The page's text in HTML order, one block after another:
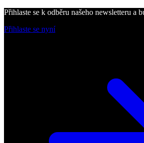
Přihlaste se k odběru našeho newsletteru a
Přihlaste se nyní